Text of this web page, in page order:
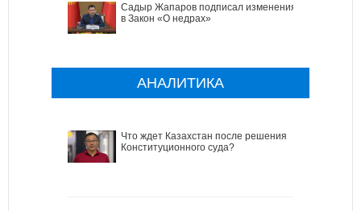
Садыр Жапаров подписал изменения
в Закон «О недрах»
АНАЛИТИКА
Что ждет Казахстан после решения
Конституционного суда?